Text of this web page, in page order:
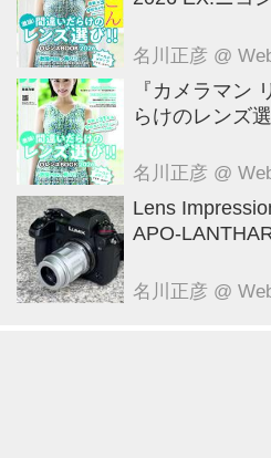
名川正彦 @
『カメラマン
らけのレンズ
名川正彦 @
Lens
APO-
（税込） ●マ
名川正彦 @